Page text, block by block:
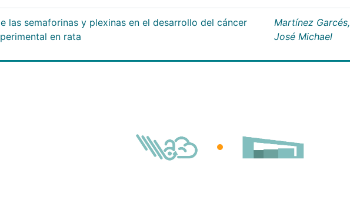
las semaforinas y plexinas en el desarrollo del cáncer
en rata
Martínez Garcés,
José Michael